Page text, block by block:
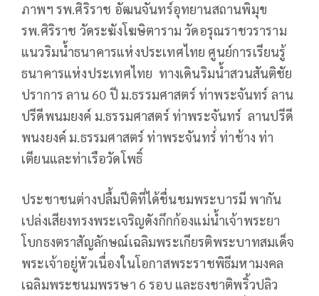
ภาพฯ รพ.ศิริราช อัฒนจันทร์อุทยานสถานพิมุข
รพ.ศิริราช วัดระฆังโฆษิตาราม วัดอรุณราชวราราม
แนวริมน้ำธนาคารแห่งประเทศไทย ศูนย์การเรียนรู้
ธนาคารแห่งประเทศไทย ทางเดินริมน้ำสวนสันติชัย
ปราการ ลาน 60 ปี ม.ธรรมศาสตร์ ท่าพระจันทร์ ลาน
ปรีดีพนมยงค์ ม.ธรรมศาสตร์ ท่าพระจันทร์ ลานปรีดี
พนงยงค์ ม.ธรรมศาสตร์ ท่าพระจันทร์่ ท่าช้าง ท่า
เตียนและท่าเรือวัดโพธิ์
ประชาชนต่างปลื้มปีติที่ได้ชื่นชมพระบารมี พากัน
เปล่งเสียงทรงพระเจริญดังกึกก้องแม่น้ำเจ้าพระยา
โบกธงตราสัญลักษณ์เฉลิมพระเกียรติพระบาทสมเด็จ
พระเจ้าอยู่หัวเนื่องในโอกาสพระราชพิธีมหามงคล
เฉลิมพระชนมพรรษา 6 รอบ และธงชาติพริ้วปลิว